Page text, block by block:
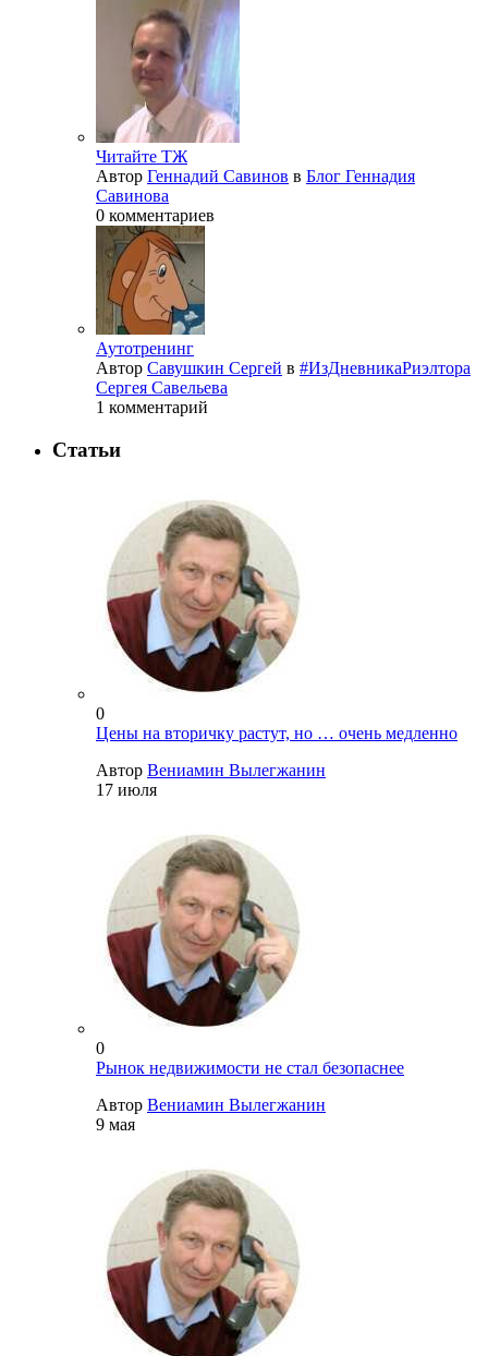
Читайте ТЖ
Автор Геннадий Савинов в Блог Геннадия
Савинова
0 комментариев
Аутотренинг
Автор Савушкин Сергей в #ИзДневникаРиэлтора
Сергея Савельева
1 комментарий
Статьи
0
Цены на вторичку растут, но … очень медленно
Автор Вениамин Вылегжанин
17 июля
0
Рынок недвижимости не стал безопаснее
Автор Вениамин Вылегжанин
9 мая